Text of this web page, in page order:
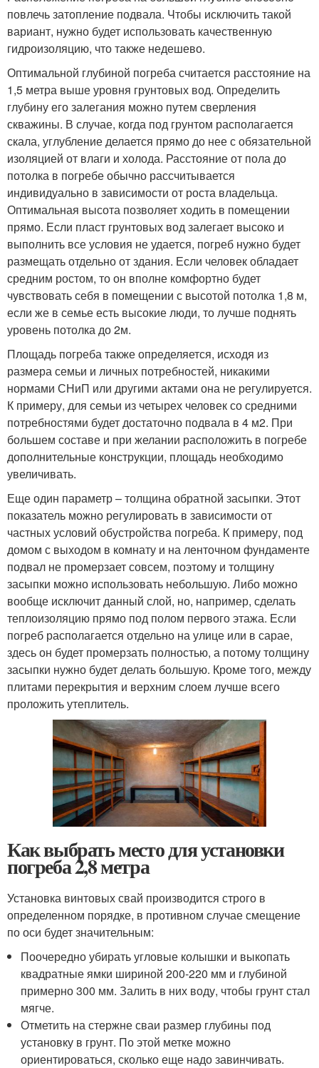
повлечь затопление подвала. Чтобы исключить такой
вариант, нужно будет использовать качественную
гидроизоляцию, что также недешево.
Оптимальной глубиной погреба считается расстояние на
1,5 метра выше уровня грунтовых вод. Определить
глубину его залегания можно путем сверления
скважины. В случае, когда под грунтом располагается
скала, углубление делается прямо до нее с обязательной
изоляцией от влаги и холода. Расстояние от пола до
потолка в погребе обычно рассчитывается
индивидуально в зависимости от роста владельца.
Оптимальная высота позволяет ходить в помещении
прямо. Если пласт грунтовых вод залегает высоко и
выполнить все условия не удается, погреб нужно будет
размещать отдельно от здания. Если человек обладает
средним ростом, то он вполне комфортно будет
чувствовать себя в помещении с высотой потолка 1,8 м,
если же в семье есть высокие люди, то лучше поднять
уровень потолка до 2м.
Площадь погреба также определяется, исходя из
размера семьи и личных потребностей, никакими
нормами СНиП или другими актами она не регулируется.
К примеру, для семьи из четырех человек со средними
потребностями будет достаточно подвала в 4 м2. При
большем составе и при желании расположить в погребе
дополнительные конструкции, площадь необходимо
увеличивать.
Еще один параметр – толщина обратной засыпки. Этот
показатель можно регулировать в зависимости от
частных условий обустройства погреба. К примеру, под
домом с выходом в комнату и на ленточном фундаменте
подвал не промерзает совсем, поэтому и толщину
засыпки можно использовать небольшую. Либо можно
вообще исключит данный слой, но, например, сделать
теплоизоляцию прямо под полом первого этажа. Если
погреб располагается отдельно на улице или в сарае,
здесь он будет промерзать полностью, а потому толщину
засыпки нужно будет делать большую. Кроме того, между
плитами перекрытия и верхним слоем лучше всего
проложить утеплитель.
Как выбрать место для установки
погреба 2,8 метра
Установка винтовых свай производится строго в
определенном порядке, в противном случае смещение
по оси будет значительным:
Поочередно убирать угловые колышки и выкопать
квадратные ямки шириной 200-220 мм и глубиной
примерно 300 мм. Залить в них воду, чтобы грунт стал
мягче.
Отметить на стержне сваи размер глубины под
установку в грунт. По этой метке можно
ориентироваться, сколько еще надо завинчивать.